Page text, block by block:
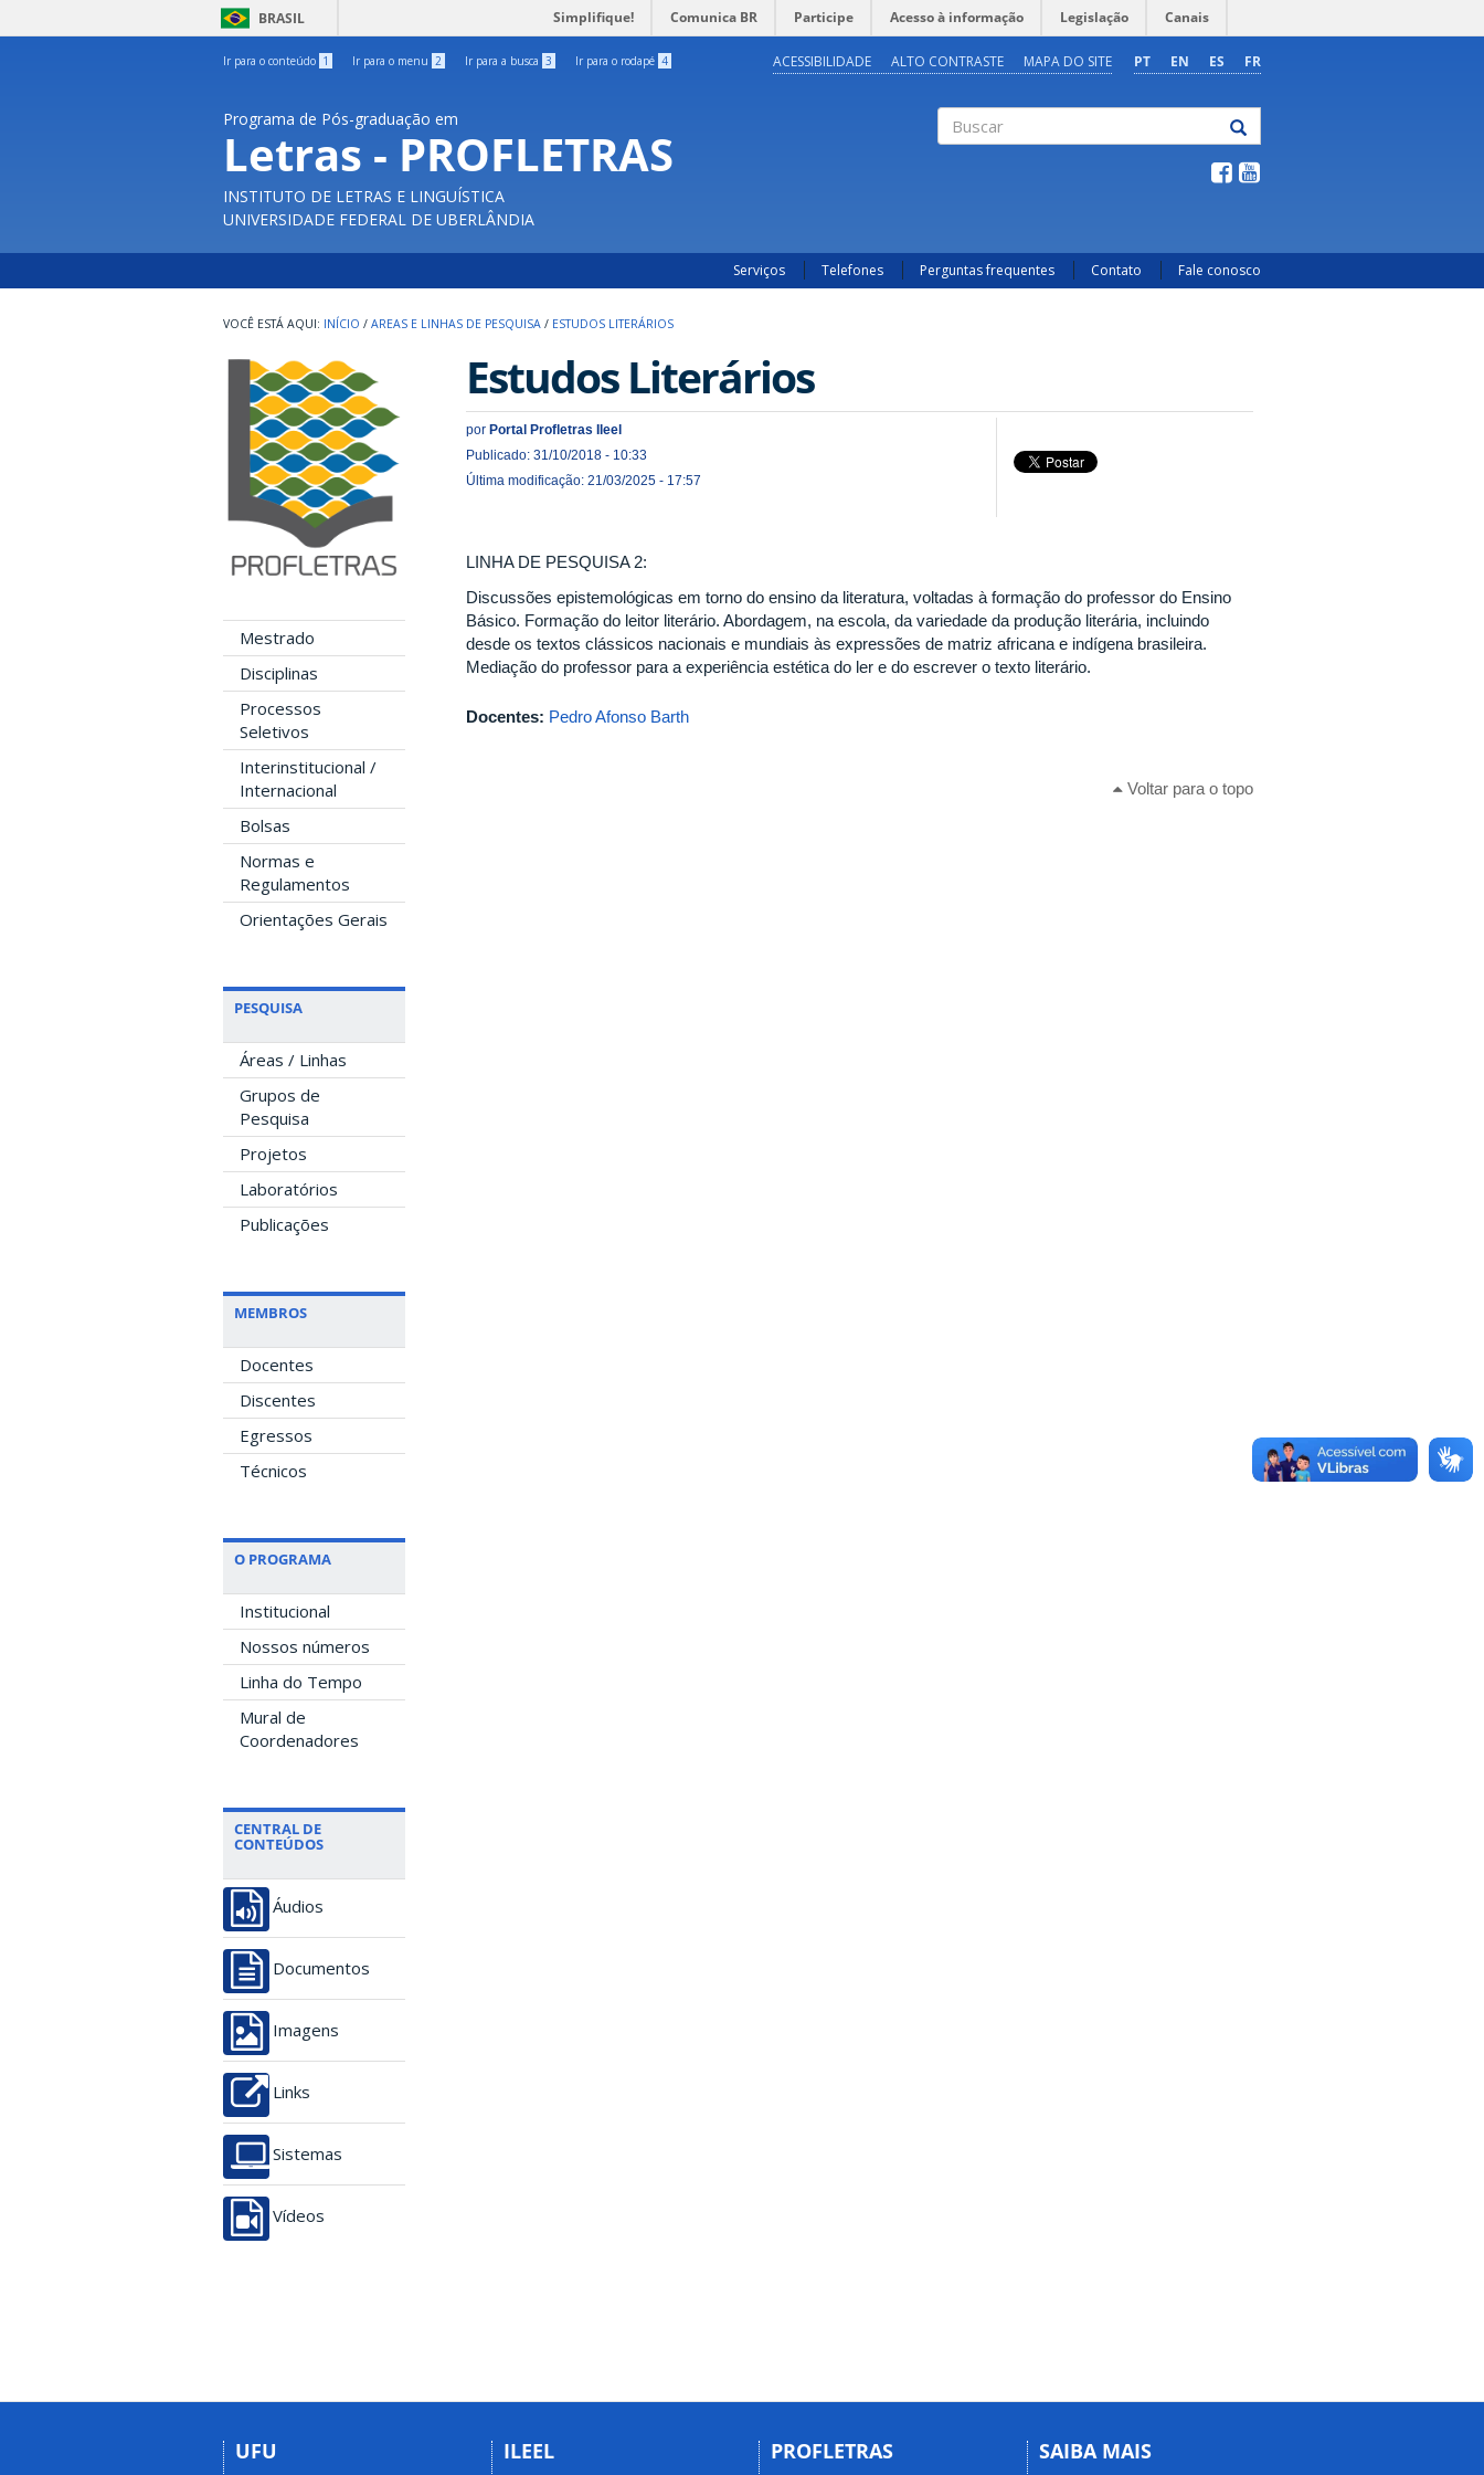
BRASIL Simplifique! Comunica BR Participe Acesso à informação Legislação Canais
Ir para o conteúdo 1 Ir para o menu 2 Ir para a busca 3 Ir para o rodapé 4 PT EN ES FR
ACESSIBILIDADE ALTO CONTRASTE MAPA DO SITE
Programa de Pós-graduação em
Letras - PROFLETRAS
INSTITUTO DE LETRAS E LINGUÍSTICA
UNIVERSIDADE FEDERAL DE UBERLÂNDIA
Serviços Telefones Perguntas frequentes Contato Fale conosco
INÍCIO / AREAS E LINHAS DE PESQUISA / ESTUDOS LITERÁRIOS
Mestrado
Disciplinas
Processos
Seletivos
Interinstitucional /
Internacional
Bolsas
Normas e
Regulamentos
Orientações Gerais
PESQUISA
Áreas / Linhas
Grupos de
Pesquisa
Projetos
Laboratórios
Publicações
MEMBROS
Docentes
Discentes
Egressos
Técnicos
O PROGRAMA
Institucional
Nossos números
Linha do Tempo
Mural de
Coordenadores
CENTRAL DE
CONTEÚDOS
Áudios
Documentos
Imagens
Links
Sistemas
Vídeos
Estudos Literários
por Portal Profletras Ileel
Publicado: 31/10/2018 - 10:33
Última modificação: 21/03/2025 - 17:57
LINHA DE PESQUISA 2:
Discussões epistemológicas em torno do ensino da literatura, voltadas à formação do professor do Ensino
Básico. Formação do leitor literário. Abordagem, na escola, da variedade da produção literária, incluindo
desde os textos clássicos nacionais e mundiais às expressões de matriz africana e indígena brasileira.
Mediação do professor para a experiência estética do ler e do escrever o texto literário.
Docentes: Pedro Afonso Barth
Voltar para o topo
UFU ILEEL PROFLETRAS SAIBA MAIS